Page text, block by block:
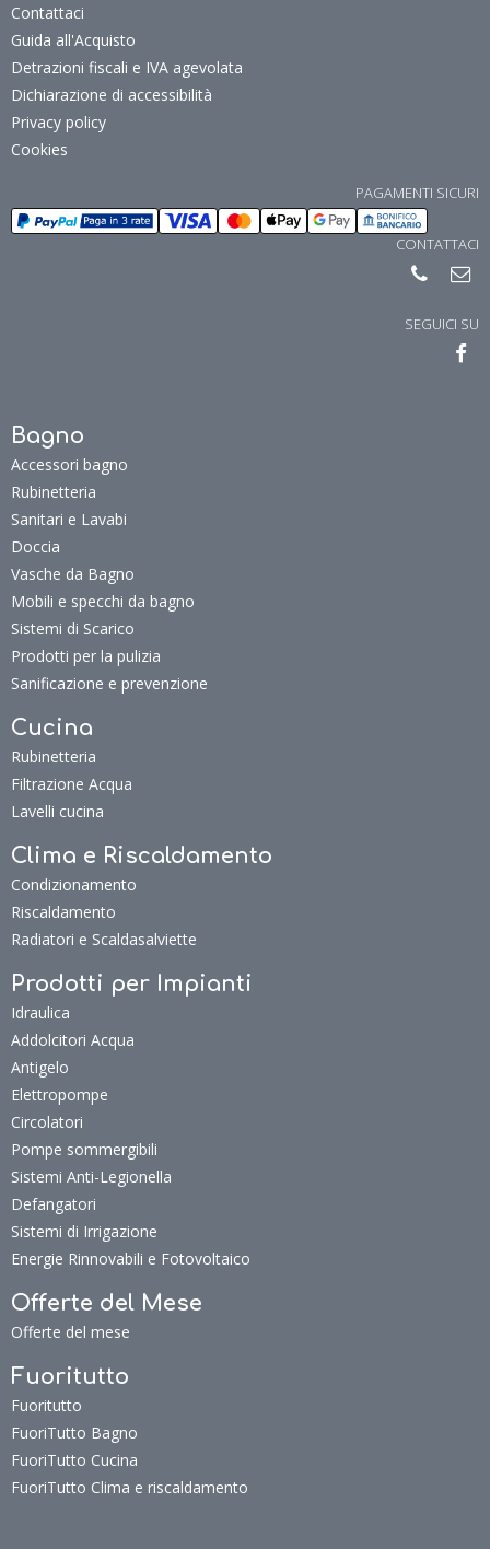
Contattaci
Guida all'Acquisto
Detrazioni fiscali e IVA agevolata
Dichiarazione di accessibilità
Privacy policy
Cookies
PAGAMENTI SICURI
CONTATTACI
SEGUICI SU
Bagno
Accessori bagno
Rubinetteria
Sanitari e Lavabi
Doccia
Vasche da Bagno
Mobili e specchi da bagno
Sistemi di Scarico
Prodotti per la pulizia
Sanificazione e prevenzione
Cucina
Rubinetteria
Filtrazione Acqua
Lavelli cucina
Clima e Riscaldamento
Condizionamento
Riscaldamento
Radiatori e Scaldasalviette
Prodotti per Impianti
Idraulica
Addolcitori Acqua
Antigelo
Elettropompe
Circolatori
Pompe sommergibili
Sistemi Anti-Legionella
Defangatori
Sistemi di Irrigazione
Energie Rinnovabili e Fotovoltaico
Offerte del Mese
Offerte del mese
Fuoritutto
Fuoritutto
FuoriTutto Bagno
FuoriTutto Cucina
FuoriTutto Clima e riscaldamento